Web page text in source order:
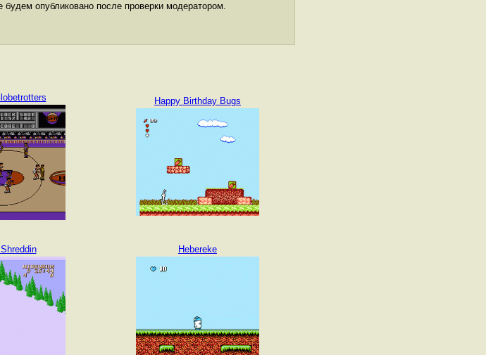
опубликовано после проверки модератором.
Happy Birthday Bugs
Hebereke